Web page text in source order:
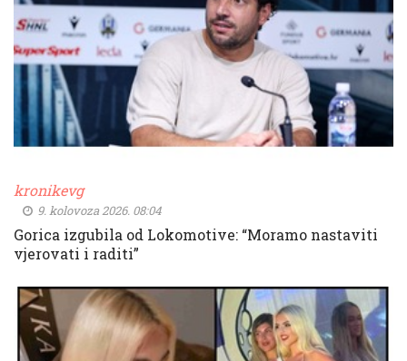
kronikevg
9. kolovoza 2026. 08:04
Gorica izgubila od Lokomotive: “Moramo nastaviti
vjerovati i raditi”